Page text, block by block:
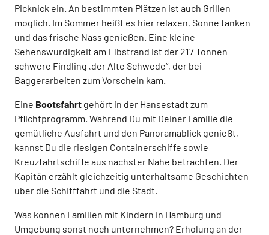
Picknick ein. An bestimmten Plätzen ist auch Grillen
möglich. Im Sommer heißt es hier relaxen, Sonne tanken
und das frische Nass genießen. Eine kleine
Sehenswürdigkeit am Elbstrand ist der 217 Tonnen
schwere Findling „der Alte Schwede“, der bei
Baggerarbeiten zum Vorschein kam.
Eine Bootsfahrt gehört in der Hansestadt zum
Pflichtprogramm. Während Du mit Deiner Familie die
gemütliche Ausfahrt und den Panoramablick genießt,
kannst Du die riesigen Containerschiffe sowie
Kreuzfahrtschiffe aus nächster Nähe betrachten. Der
Kapitän erzählt gleichzeitig unterhaltsame Geschichten
über die Schifffahrt und die Stadt.
Was können Familien mit Kindern in Hamburg und
Umgebung sonst noch unternehmen? Erholung an der